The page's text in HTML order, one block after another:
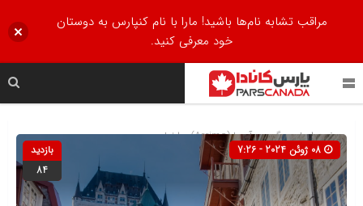
صفحه اصلی» گروه »آریما (Arrima) »اخبار
بازدید
84
مراقب تشابه نام‌ها باشید! مارا با نام کنپارس به دوستان
خود معرفی کنید.